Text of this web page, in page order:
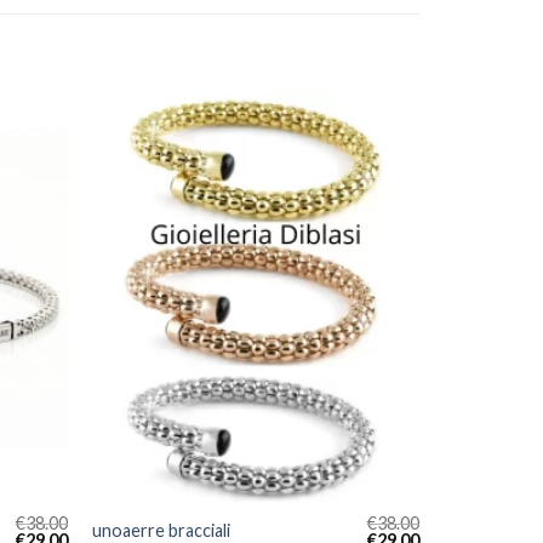
€38.00
unoaerre bracciali €38.00